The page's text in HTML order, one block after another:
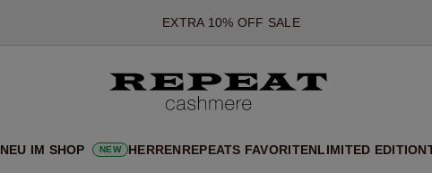
*DIESES ANGEBOT GILT BIS ZUM 12 AUGUST 2026
*GILT NICHT FÜR LIMITED EDITION
*AUSNAHMEN SIND MÖGLICH
NEUE CASHMERE-NEUHEITEN
EXTRA 10% OFF SALE
NEU IM SHOP NEW HERRENREPEATS FAVORITENLIMITED EDITION